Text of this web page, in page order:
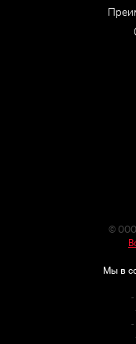
© ООО
Мы в
-
-